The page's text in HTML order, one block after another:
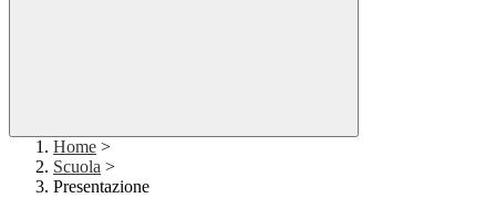
Home >
Scuola >
Presentazione